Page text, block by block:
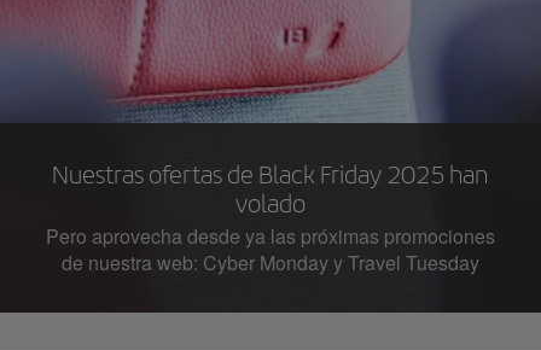
Nuestras ofertas de Black Friday 2025 han
volado
Pero aprovecha desde ya las próximas promociones
de nuestra web: Cyber Monday y Travel Tuesday